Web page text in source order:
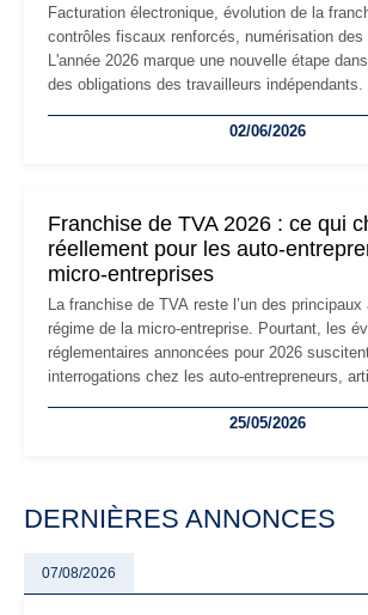
Facturation électronique, évolution de la
contrôles fiscaux renforcés, numérisation
L'année 2026 marque une nouvelle étape
des obligations des travailleurs
les auto-entrepreneurs devront s'adapter à un
02/06/2026
Franchise de TVA 2026 : ce qui
réellement pour les auto-
micro-entreprises
La franchise de TVA reste l’un des
régime de la micro-entreprise. Pourtant, les
réglementaires annoncées pour 2026
interrogations chez les auto-entrepreneurs,
facturation ou risque de bascule vers la TVA :
25/05/2026
DERNIÈRES ANNONCES
07/08/2026